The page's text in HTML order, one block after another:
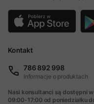
Kontakt
786 892 998
Informacje o produktach
Nasi konsultanci są dostępni
09:00-17:00 od poniedziałku